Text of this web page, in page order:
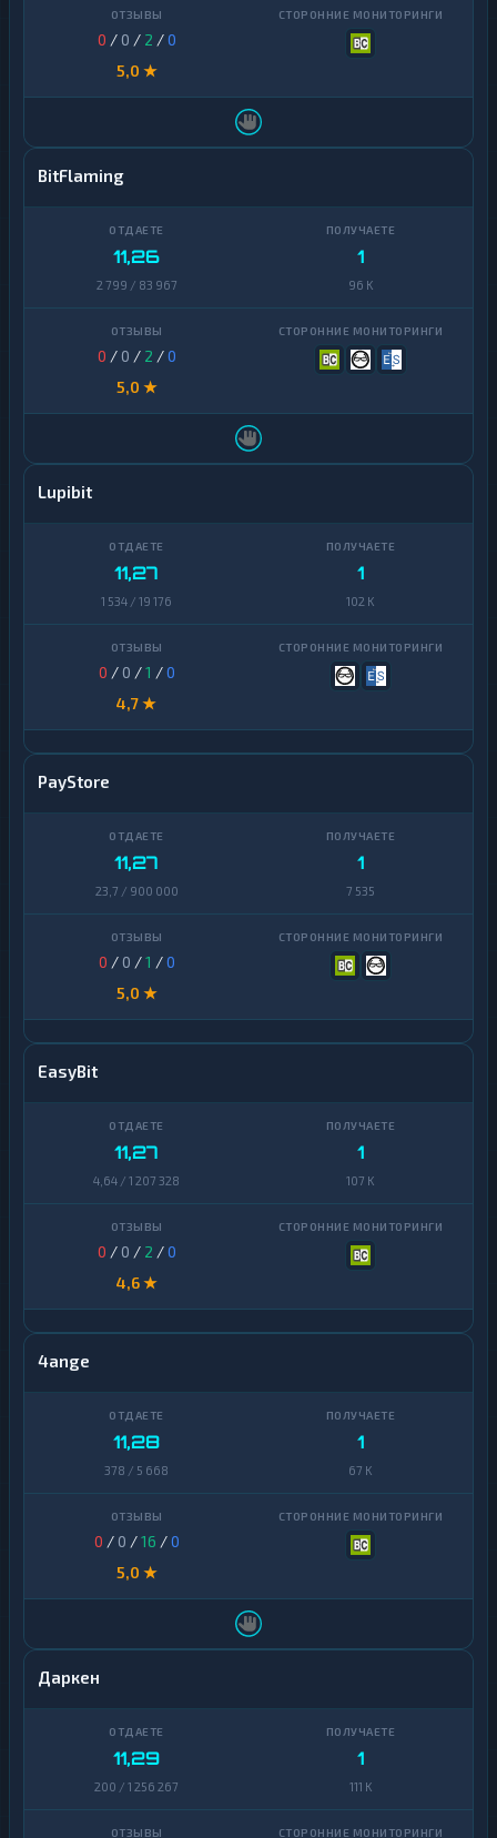
0 / 0 / 2 /0
5,0 ★
BitFlaming
11,26
2 799 / 83 967
1
96 K
0 / 0 / 2 /0
5,0 ★
Lupibit
11,27
1 534 / 19 176
1
102 K
0 / 0 /1 /0
4,7 ★
PayStore
11,27
23,7 / 900 000
1
7 535
0 / 0 /1 /0
5,0 ★
EasyBit
11,27
4,64 / 1 207 328
1
107 K
0 / 0 / 2 /0
4,6 ★
4ange
11,28
378 / 5 668
1
67 K
0 / 0 /16 /0
5,0 ★
Даркен
11,29
200 / 1 256 267
1
111 K